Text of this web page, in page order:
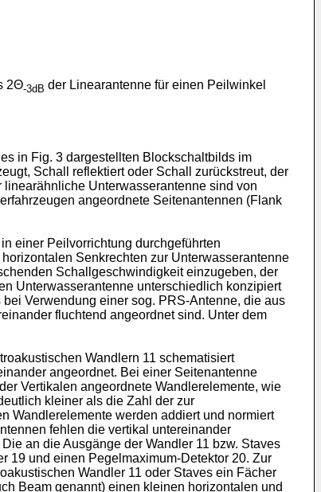
2Θ-3dB der Linearantenne für einen Peilwinkel
in Fig. 3 dargestellten Blockschaltbilds im
Schall reflektiert oder Schall zurückstreut, der
Unterwasserantenne sind von
angeordnete Seitenantennen (Flank
einer Peilvorrichtung durchgeführten
Senkrechten zur Unterwasserantenne
Schallgeschwindigkeit einzugeben, der
Unterwasserantenne unterschiedlich konzipiert
Verwendung einer sog. PRS-Antenne, die aus
fluchtend angeordnet sind. Unter dem
Wandlern 11 schematisiert
angeordnet. Bei einer Seitenantenne
Vertikalen angeordnete Wandlerelemente, wie
kleiner als die Zahl der zur
Wandlerelemente werden addiert und normiert
fehlen die vertikal untereinander
an die Ausgänge der Wandler 11 bzw. Staves
19 und einen Pegelmaximum-Detektor 20. Zur
Wandler 11 oder Staves ein Fächer
Beam genannt) einen kleinen horizontalen und